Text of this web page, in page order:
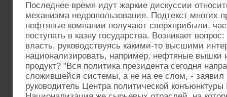
Последнее время идут жаркие дискуссии
механизма недропользования. Подтекст многих
нефтяные компании получают сверхприбыли,
поступать в казну государства. Возникает
власть, руководствуясь какими-то высшими
национализировать, например, нефтяные
продукт? "Вся политика президента сегодня
сложившейся системы, а не на ее слом, - заявил
руководитель Центра политической